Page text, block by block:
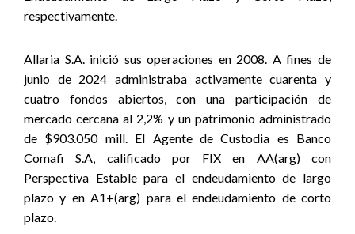
respectivamente.
Allaria S.A. inició sus operaciones en 2008. A fines de
junio de 2024 administraba activamente cuarenta y
cuatro fondos abiertos, con una participación de
mercado cercana al 2,2% y un patrimonio administrado
de $903.050 mill. El Agente de Custodia es Banco
Comafi S.A, calificado por FIX en AA(arg) con
Perspectiva Estable para el endeudamiento de largo
plazo y en A1+(arg) para el endeudamiento de corto
plazo.